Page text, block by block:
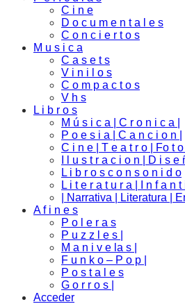
C i n e
D o c u m e n t a l e s
C o n c i e r t o s
M u s i c a
C a s e t s
V i n i l o s
C o m p a c t o s
V h s
L i b r o s
M ú s i c a | C r o n i c a |
P o e s i a | C a n c i o n |
C i n e | T e a t r o | Fo t
I l u s t r a c i o n | D i s e
L i b r o s c o n s o n i d o
L i t e r a t u r a | I n f a n t
| Narrativa | Literatura |
A f i n e s
P o l e r a s
P u z z l e s |
M a n i v e la s |
F u n k o – P o p |
P o s t a l e s
G o r r o s |
Acceder